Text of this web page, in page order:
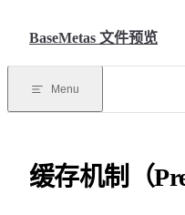
BaseMetas 文件预览
Menu
缓存机制（